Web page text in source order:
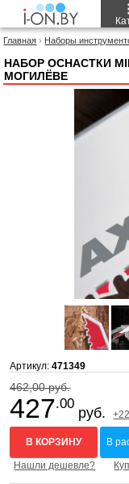
Главная › Наборы
НАБОР ОСНАСТКИ
МОГИЛЁВЕ
Артикул:471349
462,00 руб.
427.00
руб.
В КОРЗИНУ В
Нашли дешевле?